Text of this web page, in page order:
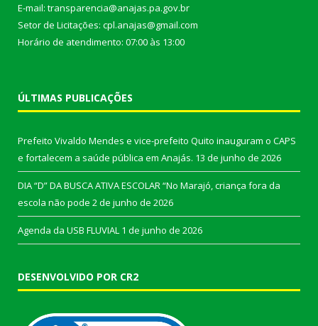
E-mail: transparencia@anajas.pa.gov.br
Setor de Licitações: cpl.anajas@gmail.com
Horário de atendimento: 07:00 às 13:00
ÚLTIMAS PUBLICAÇÕES
Prefeito Vivaldo Mendes e vice-prefeito Quito inauguram o CAPS
e fortalecem a saúde pública em Anajás. 13 de junho de 2026
DIA “D” DA BUSCA ATIVA ESCOLAR “No Marajó, criança fora da
escola não pode 2 de junho de 2026
Agenda da USB FLUVIAL 1 de junho de 2026
DESENVOLVIDO POR CR2